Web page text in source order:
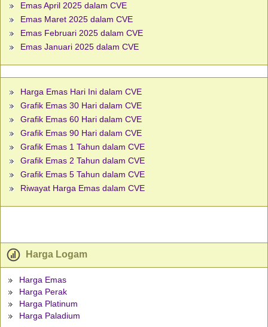
Emas April 2025 dalam CVE
Emas Maret 2025 dalam CVE
Emas Februari 2025 dalam CVE
Emas Januari 2025 dalam CVE
Harga Emas Hari Ini dalam CVE
Grafik Emas 30 Hari dalam CVE
Grafik Emas 60 Hari dalam CVE
Grafik Emas 90 Hari dalam CVE
Grafik Emas 1 Tahun dalam CVE
Grafik Emas 2 Tahun dalam CVE
Grafik Emas 5 Tahun dalam CVE
Riwayat Harga Emas dalam CVE
Harga Logam
Harga Emas
Harga Perak
Harga Platinum
Harga Paladium